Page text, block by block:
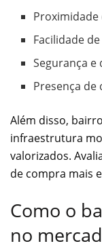
Proximidade
Facilidade
Segurança e
Presença de
Além disso,
infraestrutura
valorizados.
de compra mais
Como o
no